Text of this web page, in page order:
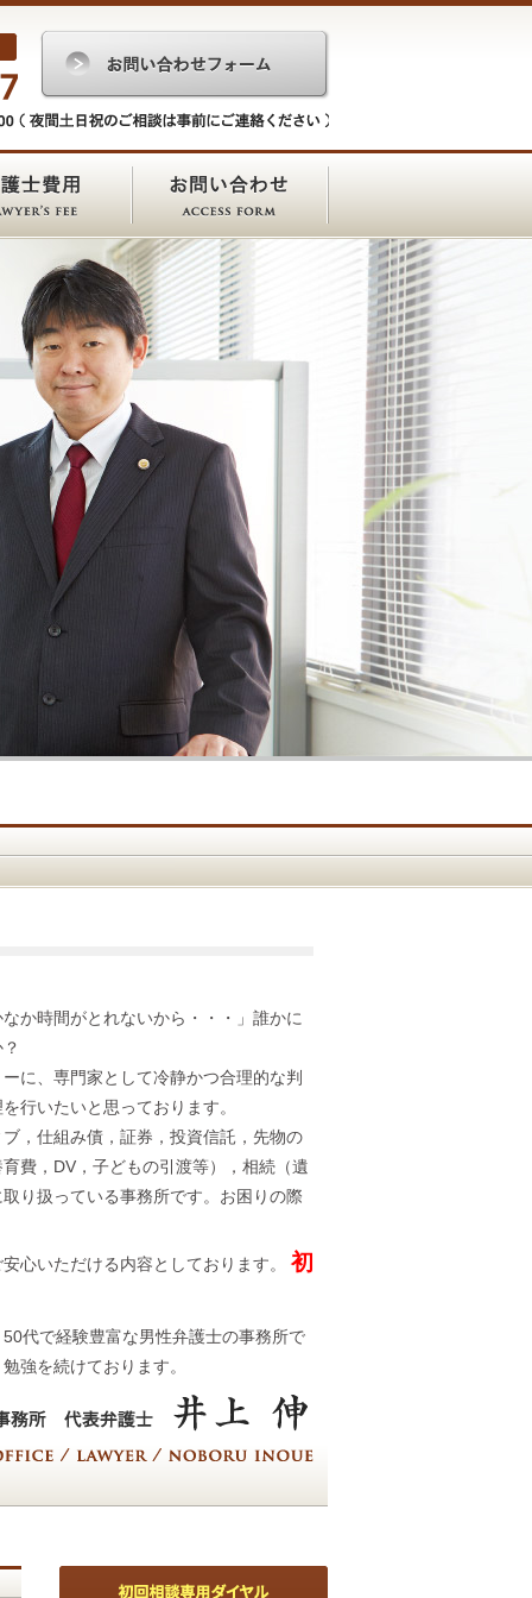
か時間がとれないから・・・」誰かに
に、専門家として冷静かつ合理的な判
行いたいと思っております。
，仕組み債，証券，投資信託，先物の
費，DV，子どもの引渡等），相続（遺
り扱っている事務所です。お困りの際
心いただける内容としております。 初
代で経験豊富な男性弁護士の事務所で
強を続けております。